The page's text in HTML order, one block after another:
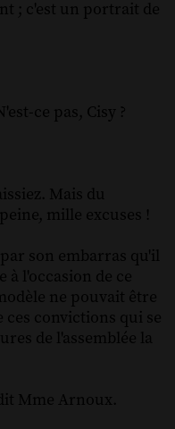
; c'est un portrait de
ce pas, Cisy ?
Mais du
mille excuses !
son embarras qu'il
l'occasion de ce
ne pouvait être
ces convictions qui se
de l'assemblée la
Mme Arnoux.